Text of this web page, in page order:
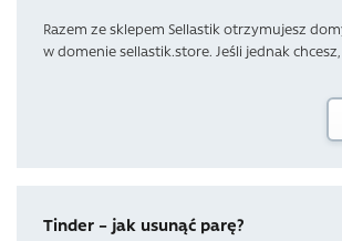
Razem ze sklepem Sellastik otrzymujesz
w domenie sellastik.store. Jeśli jednak chcesz,
Tinder – jak usunąć parę?